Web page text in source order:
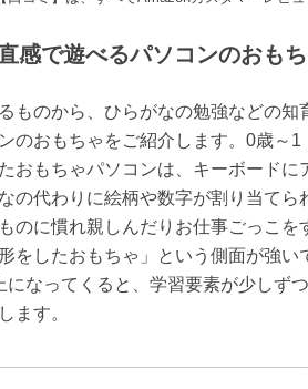
感で遊べるパソコンのおもち
ものから、ひらがなの勉強などの知
のおもちゃをご紹介します。0歳～1
おもちゃパソコンは、キーボードに
の代わりに絵柄や数字が割り当てら
のに慣れ親しんだりお仕事ごっこを
をしたおもちゃ」という側面が強い
になってくると、学習要素が少しずつ
ます。